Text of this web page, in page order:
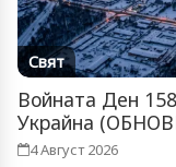
Свят
Войната Ден
Украйна
4 Август 2026